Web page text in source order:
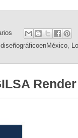
diseñográficoenMéxico,